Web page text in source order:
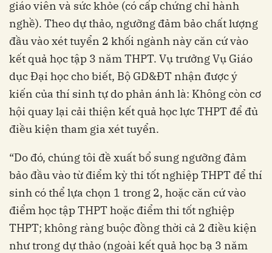
giáo viên và sức khỏe (có cấp chứng chỉ hành
nghề). Theo dự thảo, ngưỡng đảm bảo chất lượng
đầu vào xét tuyển 2 khối ngành này căn cứ vào
kết quả học tập 3 năm THPT. Vụ trưởng Vụ Giáo
dục Đại học cho biết, Bộ GD&ĐT nhận được ý
kiến của thí sinh tự do phản ánh là: Không còn cơ
hội quay lại cải thiện kết quả học lực THPT để đủ
điều kiện tham gia xét tuyển.
“Do đó, chúng tôi đề xuất bổ sung ngưỡng đảm
bảo đầu vào từ điểm kỳ thi tốt nghiệp THPT để thí
sinh có thể lựa chọn 1 trong 2, hoặc căn cứ vào
điểm học tập THPT hoặc điểm thi tốt nghiệp
THPT; không ràng buộc đồng thời cả 2 điều kiện
như trong dự thảo (ngoài kết quả học bạ 3 năm